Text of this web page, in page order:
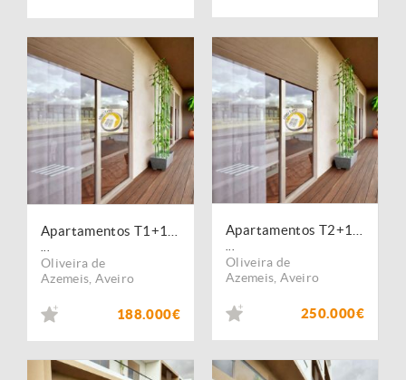
Oliveira de
Azemeis ,Aveiro
188.000€
Oliveira de
Azemeis ,Aveiro
250.000€